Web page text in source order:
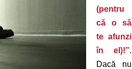
(pentru
că o să
te afunzi
în el)!”.
Dacă nu